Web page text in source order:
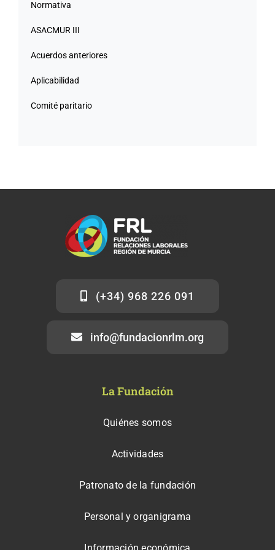
Transparencia
Normativa
ASACMUR III
Acuerdos anteriores
Aplicabilidad
Comité paritario
(+34) 968 226 091
info@fundacionrlm.org
La Fundación
Quiénes somos
Actividades
Patronato de la fundación
Personal y organigrama